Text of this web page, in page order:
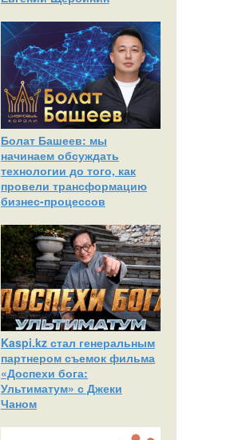
Болат Башеев: мы
начинаем обсуждать
технологии до того, как
провели трансформацию
бизнес-процессов
Kaspi.kz стал генеральным
партнером съемок фильма
«Доспехи бога:
Ультиматум» с Джеки
Чаном